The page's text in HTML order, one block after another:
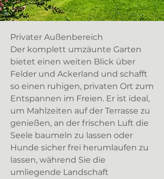
Privater Außenbereich
Der komplett umzäunte Garten
bietet einen weiten Blick über
Felder und Ackerland und schafft
so einen ruhigen, privaten Ort zum
Entspannen im Freien. Er ist ideal,
um Mahlzeiten auf der Terrasse zu
genießen, an der frischen Luft die
Seele baumeln zu lassen oder
Hunde sicher frei herumlaufen zu
lassen, während Sie die
umliegende Landschaft